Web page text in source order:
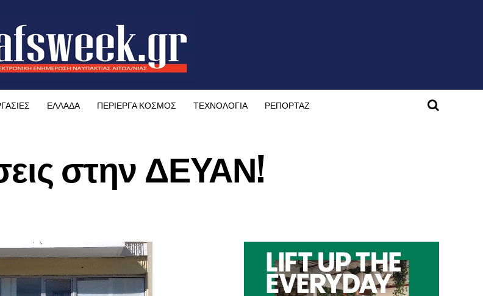
ΕΛΛΑΔΑ ΠΕΡΙΕΡΓΑ ΚΟΣΜΟΣ ΤΕΧΝΟΛΟΓΙΑ ΡΕΠΟΡΤΑΖ
στην ΔΕΥΑΝ!